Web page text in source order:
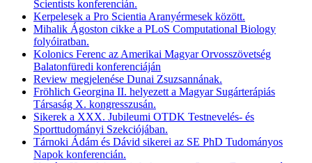
Scientists konferencián.
Kerpelesek a Pro Scientia Aranyérmesek között.
Mihalik Ágoston cikke a PLoS Computational Biology
folyóiratban.
Kolonics Ferenc az Amerikai Magyar Orvosszövetség
Balatonfüredi konferenciáján
Review megjelenése Dunai Zsuzsannának.
Fröhlich Georgina II. helyezett a Magyar Sugárterápiás
Társaság X. kongresszusán.
Sikerek a XXX. Jubileumi OTDK Testnevelés- és
Sporttudományi Szekciójában.
Tárnoki Ádám és Dávid sikerei az SE PhD Tudományos
Napok konferencián.